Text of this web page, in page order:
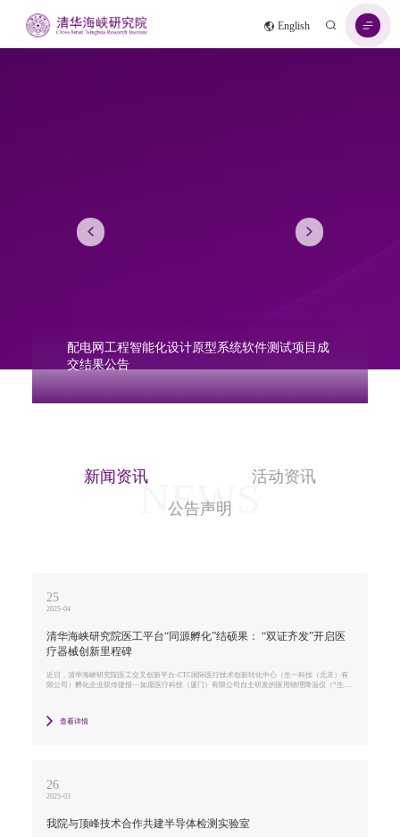
English
配电网工程智能化设计原型系统软件测试项目成
交结果公告
NEWS
新闻资讯
活动资讯
公告声明
25
2025-04
清华海峡研究院医工平台“同源孵化”结硕果： “双证齐发”开启医
疗器械创新里程碑
近日，清华海峡研究院医工交叉创新平台-CTC国际医疗技术创新转化中心（生一科技（北京）有
限公司）孵化企业双传捷报---如愿医疗科技（厦门）有限公司自主研发的医用物理降温仪（“生物
查看详情
26
2025-03
我院与顶峰技术合作共建半导体检测实验室